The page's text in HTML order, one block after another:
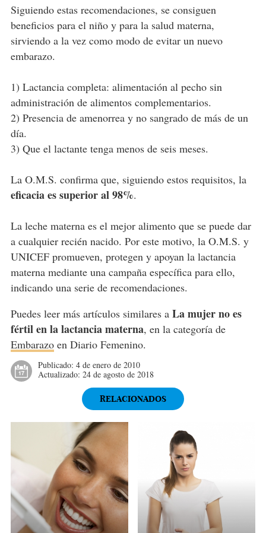
Siguiendo estas recomendaciones, se consiguen
beneficios para el niño y para la salud materna,
sirviendo a la vez como modo de evitar un nuevo
embarazo.
1) Lactancia completa: alimentación al pecho sin
administración de alimentos complementarios.
2) Presencia de amenorrea y no sangrado de más de un
día.
3) Que el lactante tenga menos de seis meses.
La O.M.S. confirma que, siguiendo estos requisitos, la
eficacia es superior al 98%.
La leche materna es el mejor alimento que se puede dar
a cualquier recién nacido. Por este motivo, la O.M.S. y
UNICEF promueven, protegen y apoyan la lactancia
materna mediante una campaña específica para ello,
indicando una serie de recomendaciones.
Puedes leer más artículos similares a La mujer no es
fértil en la lactancia materna, en la categoría de
Embarazoen Diario Femenino.
Publicado: 4 de enero de 2010
Actualizado: 24 de agosto de 2018
RELACIONADOS